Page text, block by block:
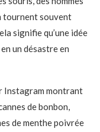
tournent souvent
signifie qu’une idée
un désastre en
Instagram montrant
de bonbon,
de menthe poivrée